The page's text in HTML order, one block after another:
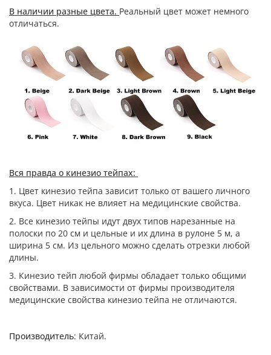
В наличии разные цвета. Реальный цвет может немного
отличаться.
Вся правда о кинезио тейпах:
1. Цвет кинезио тейпа зависит только от вашего личного
вкуса. Цвет никак не влияет на медицинские свойства.
2. Все кинезио тейпы идут двух типов нарезанные на
полоски по 20 см и цельные и их длина в рулоне 5 м, а
ширина 5 см. Из цельного можно сделать отрезки любой
длины.
3. Кинезио тейп любой фирмы обладает только общими
свойствами. В зависимости от фирмы производителя
медицинские свойства кинезио тейпа не отличаются.
Производитель: Китай.